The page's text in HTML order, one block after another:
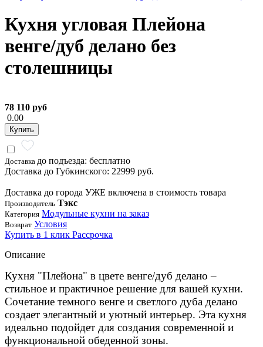
Кухня угловая Плейона
венге/дуб делано без
столешницы
78 110 руб
0.00
Купить
Доставка до подъезда: бесплатно
Доставка до Губкинского: 22999 руб.
Доставка до города УЖЕ включена в стоимость товара
Производитель Тэкс
Категория Модульные кухни на заказ
Возврат Условия
Купить в 1 клик Рассрочка
Описание
Кухня "Плейона" в цвете венге/дуб делано –
стильное и практичное решение для вашей кухни.
Сочетание темного венге и светлого дуба делано
создает элегантный и уютный интерьер. Эта кухня
идеально подойдет для создания современной и
функциональной обеденной зоны.